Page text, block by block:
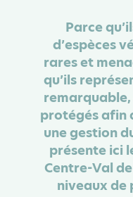
Parce
d’espèces
rares et
qu’ils
protégés afin
une gestion
présente ici
Centre-Val
niveaux de